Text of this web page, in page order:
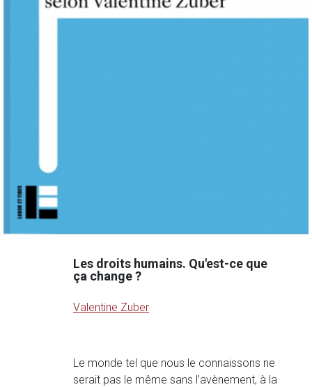
Les droits humains. Qu'est-ce que
ça change ?
Valentine Zuber
Le monde tel que nous le connaissons ne
serait pas le même sans l’avènement, à la